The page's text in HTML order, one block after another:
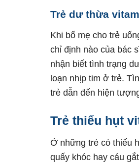
Trẻ dư thừa
Khi bố mẹ cho trẻ
chỉ định nào của bác
nhận biết tình trạng
loạn nhịp tim ở trẻ.
trẻ dẫn đến hiện
Trẻ thiếu hụt
Ở những trẻ có thiếu
quấy khóc hay cáu